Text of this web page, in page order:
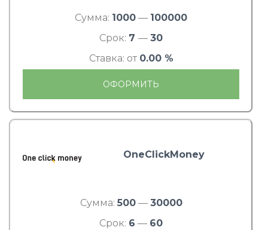
Сумма: 1000 — 100000
Срок: 7 — 30
Ставка: от 0.00 %
ОФОРМИТЬ
OneClickMoney
Сумма: 500— 30000
Срок: 6 — 60